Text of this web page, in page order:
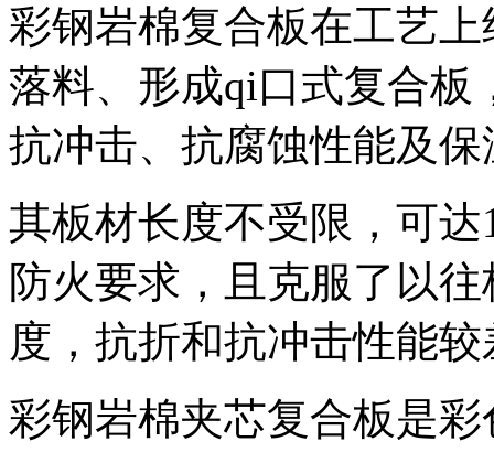
彩钢岩棉复合板在工艺
落料、形成qi口式复合板
抗冲击、抗腐蚀性能及
其板材长度不受限，可达
防火要求，且克服了以
度，抗折和抗冲击性能
彩钢岩棉夹芯复合板是